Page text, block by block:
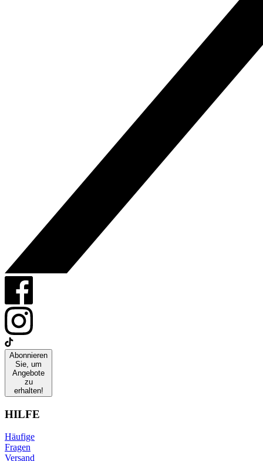
Abonnieren
Sie, um
Angebote
zu
erhalten!
HILFE
Häufige
Fragen
Versand